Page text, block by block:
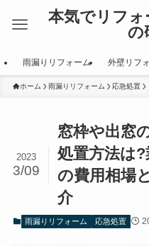
本気でリフォ
の
雨漏りリフォーム 外壁リフ
ホーム 雨漏りリフォーム 応急処置
窓枠や出窓
処置方法は
の費用相場
介
2023
3/09
雨漏りリフォーム 応急処置